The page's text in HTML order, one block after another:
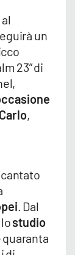
un
23” di
,
cantato
. Dal
studio
quaranta